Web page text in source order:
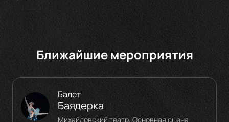
Ближайшие мероприятия
Балет
Баядерка
Михайловский театр, Основная сцена